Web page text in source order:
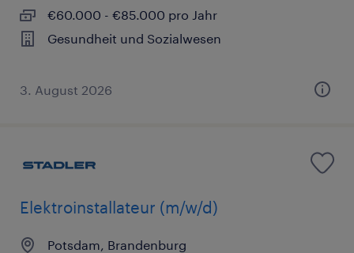
€60.000 - €85.000 pro Jahr
Gesundheit und Sozialwesen
3. August 2026
Elektroinstallateur (m/w/d)
Potsdam, Brandenburg